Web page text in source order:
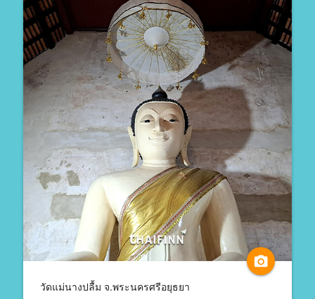
camera_alt
วัดแม่นางปลื้ม จ.พระนครศรีอยุธยา